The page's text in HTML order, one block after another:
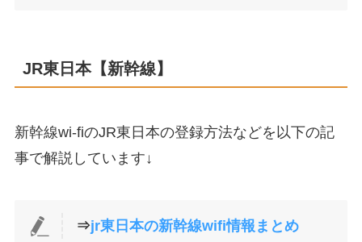
JR東日本【新幹線】
新幹線wi-fiのJR東日本の登録方法などを以下の記
事で解説しています↓
⇒jr東日本の新幹線wifi情報まとめ